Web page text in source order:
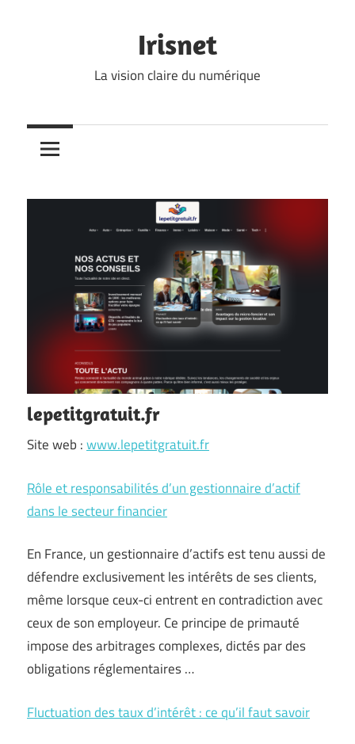
Irisnet
La vision claire du numérique
lepetitgratuit.fr
Site web :www.lepetitgratuit.fr
Rôle et responsabilités d’un gestionnaire d’actif
dans le secteur financier
En France, un gestionnaire d’actifs est tenu aussi de
défendre exclusivement les intérêts de ses clients,
même lorsque ceux-ci entrent en contradiction avec
ceux de son employeur. Ce principe de primauté
impose des arbitrages complexes, dictés par des
obligations réglementaires …
Fluctuation des taux d’intérêt : ce qu’il faut savoir